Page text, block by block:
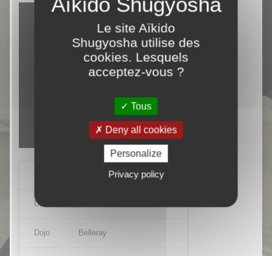
Tori Julien PARNY
Uke
Dojo Belleray
Le site Aïkido
Shugyosha utilise des
cookies. Lesquels
acceptez-vous ?
Tous
Deny all cookies
Personalize
Privacy policy